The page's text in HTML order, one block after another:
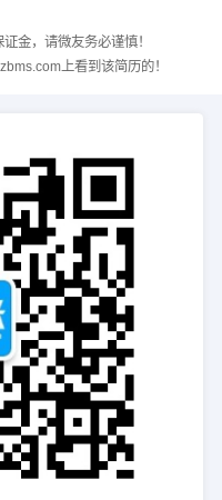
金，请微友务必谨慎！
上看到该简历的！